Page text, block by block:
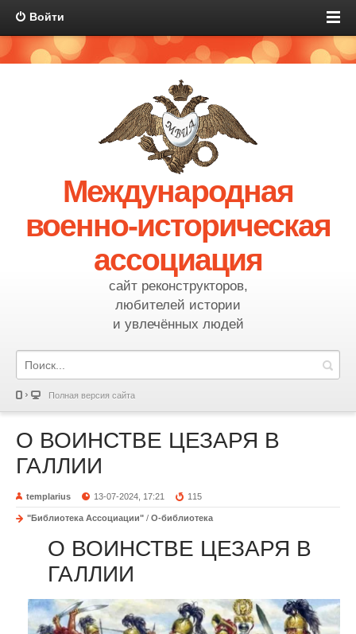
Войти
Международная
военно-историческая
ассоциация
сайт реконструкторов,
любителей истории
и увлечённых людей
Полная версия сайта
О ВОИНСТВЕ ЦЕЗАРЯ В
ГАЛЛИИ
templarius 13-07-2024, 17:21 115
"Библиотека Ассоциации" / О-библиотека
О ВОИНСТВЕ ЦЕЗАРЯ В
ГАЛЛИИ